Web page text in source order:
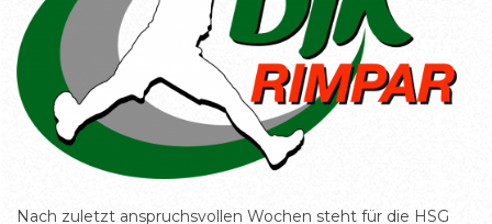
Nach zuletzt anspruchsvollen Wochen steht für die HSG